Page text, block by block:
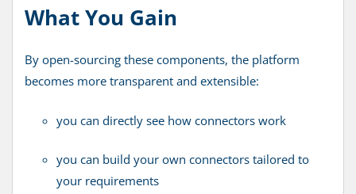
What You Gain
By open-sourcing these components, the platform
becomes more transparent and extensible:
you can directly see how connectors work
you can build your own connectors tailored to
your requirements